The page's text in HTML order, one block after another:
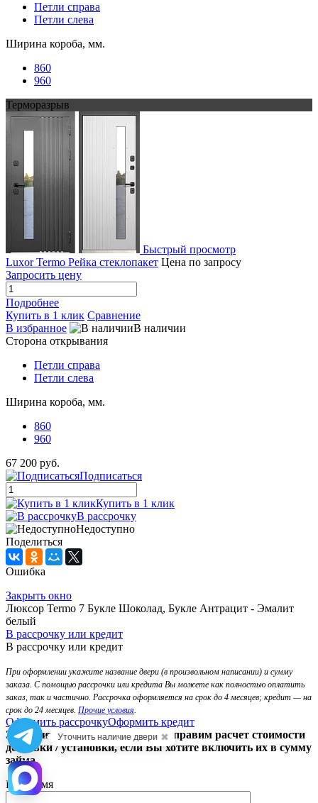
Петли справа
Петли слева
Ширина короба, мм.
860
960
Терморазрыв
Быстрый просмотр
Luxor Termo Рейка стеклопакет Цена по запросу
Запросить цену
Подробнее
Купить в 1 клик Сравнение
В избранное
В наличии
Сторона открывания
Петли справа
Петли слева
Ширина короба, мм.
860
960
67 200 руб.
Подписаться
Купить в 1 клик
В рассрочку
Недоступно
Поделиться
Ошибка
Закрыть окно
Люксор Termo 7 Букле Шоколад, Букле Антрацит - Эмалит
белый
В рассрочку или кредит
В рассрочку или кредит
При оформлении укажите название двери (в произвольном написании) и сумму
заказа. С помощью рассрочки или кредита Вы можете как полностью оплатить
заказ, так и частично. Рассрочка оформляется на срок до 4 месяцев; кредит — на
срок до 24 месяцев. Прочие условия.
Оформить рассрочкуОформить кредит
Заполните форму ниже , и мы отправим расчет стоимости
доставки / установки, если Вы хотите включить их в сумму
займа.
Ваше имя
Уточнить наличие двери ✖